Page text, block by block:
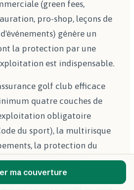
(green fees,
pro-shop, leçons de
génère un
la protection par une
est indispensable.
golf club efficace
quatre couches de
obligatoire
du sport), la multirisque
la protection du
greenkeeping, et la
À ces couches
ma couverture